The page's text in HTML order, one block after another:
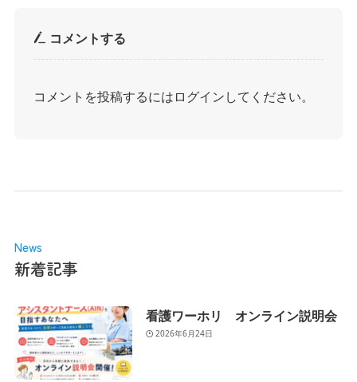
コメントする
コメントを投稿するにはログインしてください。
News
新着記事
看護ワーホリ オンライン説明会
2026年6月24日